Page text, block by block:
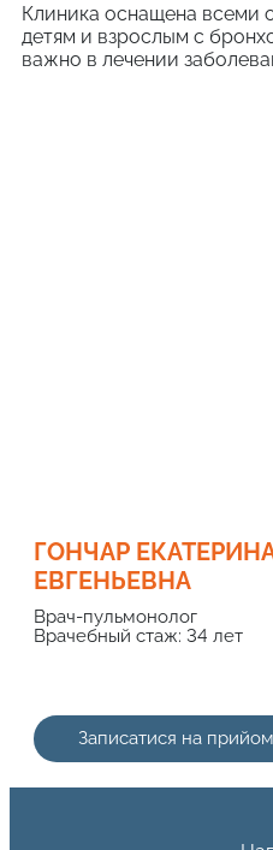
Клиника оснащена всеми
детям и взрослым с
важно в лечении
ГОНЧАР
ЕВГЕНЬЕВНА
Врач-пульмонолог
Врачебный стаж: 34 лет
Записатися на прийом